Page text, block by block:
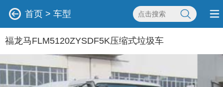
首页 > 车型
福龙马FLM5120ZYSDF5K压缩式垃圾车